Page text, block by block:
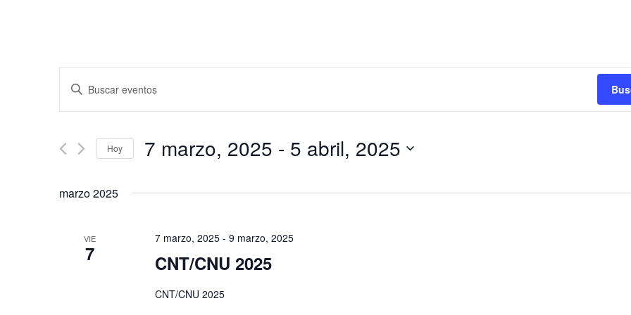
de
búsqueda
vistas
Eventos
Introduce
palabra
Busca
la
Hoy 7 marzo, 2025 - 5 abril, 2025
marzo 2025
VIE
7
7 marzo, 2025- 9 marzo, 2025
CNT/CNU 2025
CNT/CNU 2025